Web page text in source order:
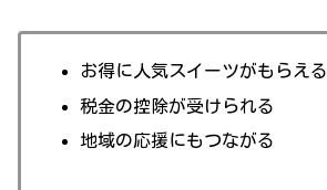
お得に人気スイーツがもらえる
税金の控除が受けられる
地域の応援にもつながる